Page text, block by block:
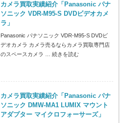
カメラ買取実績紹介「Panasonic パナ
ソニック VDR-M95-S DVDビデオカメ
ラ」
Panasonic パナソニック VDR-M95-S DVDビ
デオカメラ カメラ売るならカメラ買取専門店
のスペースカメラ …続きを読む
カメラ買取実績紹介「Panasonic パナ
ソニック DMW-MA1 LUMIX マウント
アダプター マイクロフォーサーズ」